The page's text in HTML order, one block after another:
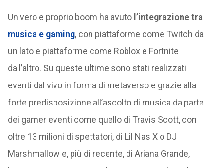
Un vero e proprio boom ha avuto l’integrazione tra
musica e gaming, con piattaforme come Twitch da
un lato e piattaforme come Roblox e Fortnite
dall’altro. Su queste ultime sono stati realizzati
eventi dal vivo in forma di metaverso e grazie alla
forte predisposizione all’ascolto di musica da parte
dei gamer eventi come quello di Travis Scott, con
oltre 13 milioni di spettatori, di Lil Nas X o DJ
Marshmallow e, più di recente, di Ariana Grande,